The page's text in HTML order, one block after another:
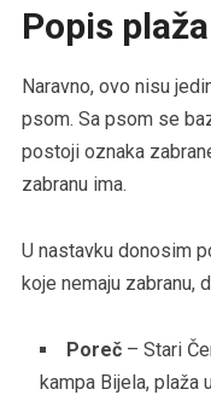
Popis
Naravno, ovo nisu
psom. Sa psom se
postoji oznaka
zabranu ima.
U nastavku donosim
koje nemaju zabranu,
Poreč– Stari
kampa Bijela, plaža